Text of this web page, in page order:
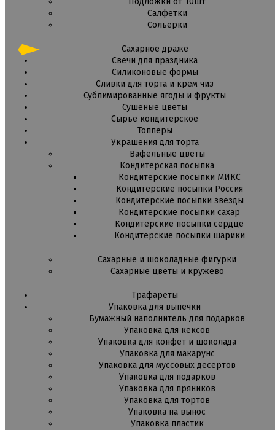
Салфетки
Сольерки
Сахарное драже
Свечи для праздника
Силиконовые формы
Сливки для торта и крем чиз
Сублимированные ягоды и фрукты
Сушеные цветы
Сырье кондитерское
Топперы
Украшения для торта
Вафельные цветы
Кондитерская посыпка
Кондитерские посыпки МИКС
Кондитерские посыпки Россия
Кондитерские посыпки звезды
Кондитерские посыпки сахар
Кондитерские посыпки сердце
Кондитерские посыпки шарики
Сахарные и шоколадные фигурки
Сахарные цветы и кружево
Трафареты
Упаковка для выпечки
Бумажный наполнитель для подарков
Упаковка для кексов
Упаковка для конфет и шоколада
Упаковка для макарунс
Упаковка для муссовых десертов
Упаковка для подарков
Упаковка для пряников
Упаковка для тортов
Упаковка на вынос
Упаковка пластик